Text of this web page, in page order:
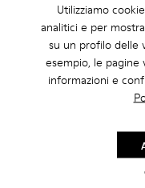
Utilizziamo
analitici e per
su un profilo delle
esempio, le
informazioni e
Andratx
Aggiungi